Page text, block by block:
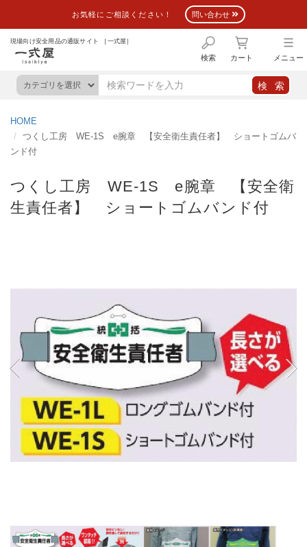
お気軽にご相談ください！ 問い合わせ
現場向け安全用品の通販サイト ［一式屋］
検索 カート メニュー
HOME
つくし工房 WE-1S e腕章 【安全衛生責任者】 ショートゴムバ
ンド付
つくし工房 WE-1S e腕章 【安全衛
生責任者】 ショートゴムバンド付